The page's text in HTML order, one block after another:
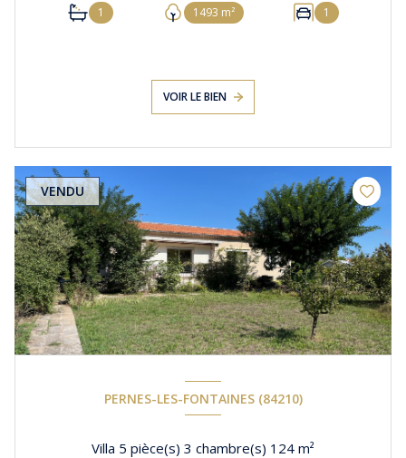
1 1493 m² 1
VOIR LE BIEN
VENDU
PERNES-LES-FONTAINES (84210)
Villa 5 pièce(s) 3 chambre(s) 124 m²